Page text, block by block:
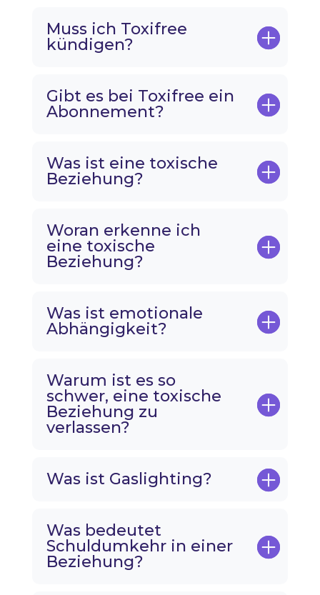
Muss ich Toxifree
kündigen?
Gibt es bei Toxifree ein
Abonnement?
Was ist eine toxische
Beziehung?
Woran erkenne ich
eine toxische
Beziehung?
Was ist emotionale
Abhängigkeit?
Warum ist es so
schwer, eine toxische
Beziehung zu
verlassen?
Was ist Gaslighting?
Was bedeutet
Schuldumkehr in einer
Beziehung?